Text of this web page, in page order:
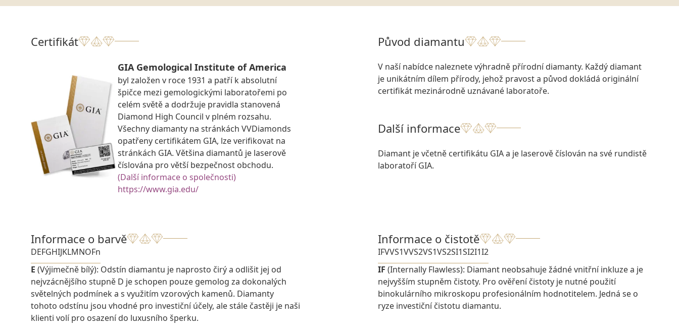
Certifikát
GIA Gemological Institute of America
byl založen v roce 1931 a patří k absolutní
špičce mezi gemologickými laboratořemi po
celém světě a dodržuje pravidla stanovená
Diamond High Council v plném rozsahu.
Všechny diamanty na stránkách VVDiamonds
opatřeny certifikátem GIA, lze verifikovat na
stránkách GIA. Většina diamantů je laserově
číslována pro větší bezpečnost obchodu.
(Další informace o společnosti)
https://www.gia.edu/
Původ diamantu
V naší nabídce naleznete výhradně přírodní diamanty. Každý diamant
je unikátním dílem přírody, jehož pravost a původ dokládá originální
certifikát mezinárodně uznávané laboratoře.
Další informace
Diamant je včetně certifikátu GIA a je laserově číslován na své rundistě
laboratoří GIA.
Informace o barvě
DEFGHIJKLMNOFn
E (Výjimečně bílý): Odstín diamantu je naprosto čirý a odlišit jej od
nejvzácnějšího stupně D je schopen pouze gemolog za dokonalých
světelných podmínek a s využitím vzorových kamenů. Diamanty
tohoto odstínu jsou vhodné pro investiční účely, ale stále častěji je naši
klienti volí pro osazení do luxusního šperku.
Informace o čistotě
IFVVS1VVS2VS1VS2SI1SI2I1I2
IF (Internally Flawless): Diamant neobsahuje žádné vnitřní inkluze a je
nejvyšším stupněm čistoty. Pro ověření čistoty je nutné použití
binokulárního mikroskopu profesionálním hodnotitelem. Jedná se o
ryze investiční čistotu diamantu.